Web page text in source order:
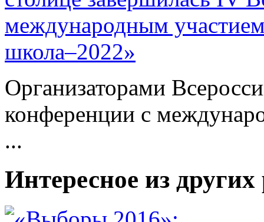
международным
школа–2022»
Организаторами
конференции с
...
Интересное из